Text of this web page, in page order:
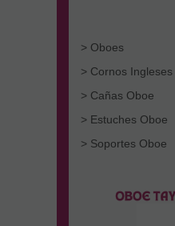
> Oboes
> Cornos Ingleses
> Cañas Oboe
> Estuches Oboe
> Soportes Oboe